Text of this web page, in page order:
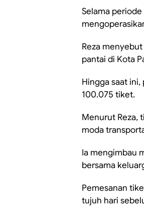
Selama
Reza
pantai di Kota
Hingga saat
100.075 tiket.
Menurut Reza,
moda
Ia mengimbau
bersama
Pemesanan
tujuh hari